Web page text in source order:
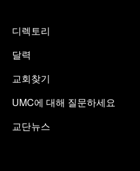
디렉토리
달력
교회찾기
UMC에 대해 질문하세요
교단뉴스